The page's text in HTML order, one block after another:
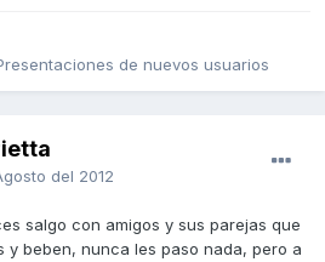
de nuevos usuarios
del 2012
salgo con amigos y sus parejas que
y beben, nunca les paso nada, pero a